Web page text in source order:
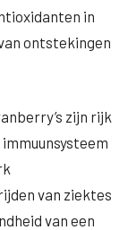
in
ontstekingen
zijn rijk
van ziektes
van een